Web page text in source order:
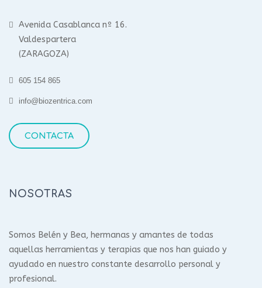
Avenida Casablanca nº 16.
Valdespartera
(ZARAGOZA)
605 154 865
info@biozentrica.com
CONTACTA
NOSOTRAS
Somos Belén y Bea, hermanas y amantes de todas
aquellas herramientas y terapias que nos han guiado y
ayudado en nuestro constante desarrollo personal y
profesional.